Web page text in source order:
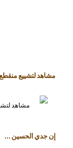
مشاهد لتشييع منقطع
إن جدي الحسين ...